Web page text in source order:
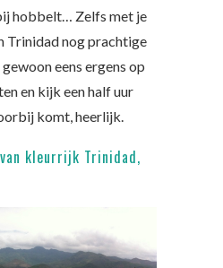
hobbelt… Zelfs met je
Trinidad nog prachtige
eens ergens op
en kijk een half uur
komt, heerlijk.
kleurrijk Trinidad,